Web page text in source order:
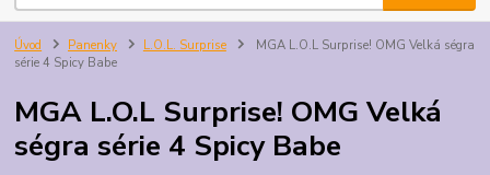
Úvod Panenky L.O.L. Surprise
MGA L.O.L Surprise! OMG Velká ségra
série 4 Spicy Babe
MGA L.O.L Surprise! OMG Velká
ségra série 4 Spicy Babe